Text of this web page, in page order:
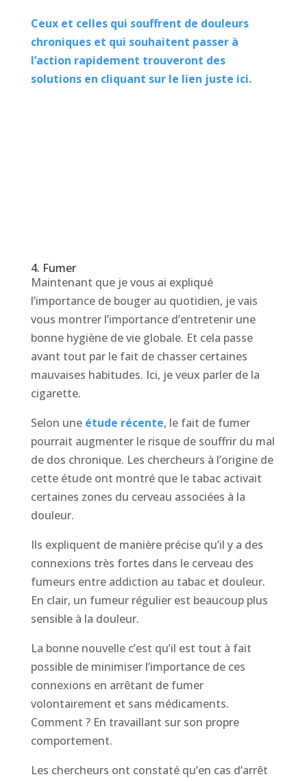
Ceux et celles qui souffrent de douleurs
chroniques et qui souhaitent passer à
l’action rapidement trouveront des
solutions en cliquant sur le lien juste ici.
4. Fumer
Maintenant que je vous ai expliqué
l’importance de bouger au quotidien, je vais
vous montrer l’importance d’entretenir une
bonne hygiène de vie globale. Et cela passe
avant tout par le fait de chasser certaines
mauvaises habitudes. Ici, je veux parler de la
cigarette.
Selon une étude récente, le fait de fumer
pourrait augmenter le risque de souffrir du mal
de dos chronique. Les chercheurs à l’origine de
cette étude ont montré que le tabac activait
certaines zones du cerveau associées à la
douleur.
Ils expliquent de manière précise qu’il y a des
connexions très fortes dans le cerveau des
fumeurs entre addiction au tabac et douleur.
En clair, un fumeur régulier est beaucoup plus
sensible à la douleur.
La bonne nouvelle c’est qu’il est tout à fait
possible de minimiser l’importance de ces
connexions en arrêtant de fumer
volontairement et sans médicaments.
Comment ? En travaillant sur son propre
comportement.
Les chercheurs ont constaté qu’en cas d’arrêt